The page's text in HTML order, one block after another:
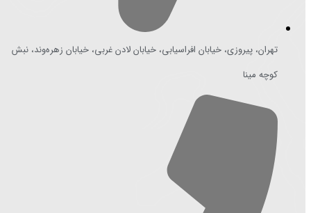
تهران، پیروزی، خیابان افراسیابی، خیابان لادن غربی، خیابان زهره‌وند، نبش
کوچه مینا